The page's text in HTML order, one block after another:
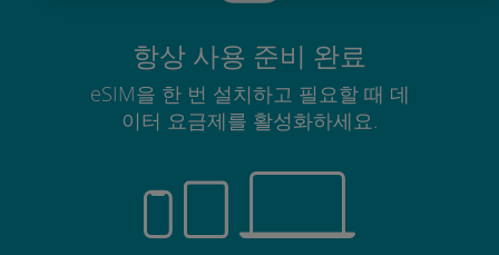
항상 사용 준비 완료
eSIM을 한 번 설치하고 필요할 때 데
이터 요금제를 활성화하세요.